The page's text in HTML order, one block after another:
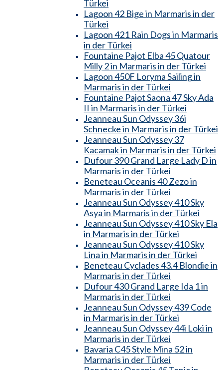
Türkei
Lagoon 42 Bige in Marmaris in der
Türkei
Lagoon 421 Rain Dogs in Marmaris
in der Türkei
Fountaine Pajot Elba 45 Quatour
Milly 2 in Marmaris in der Türkei
Lagoon 450F Loryma Sailing in
Marmaris in der Türkei
Fountaine Pajot Saona 47 Sky Ada
II in Marmaris in der Türkei
Jeanneau Sun Odyssey 36i
Schnecke in Marmaris in der Türkei
Jeanneau Sun Odyssey 37
Kacamak in Marmaris in der Türkei
Dufour 390 Grand Large Lady D in
Marmaris in der Türkei
Beneteau Oceanis 40 Zezo in
Marmaris in der Türkei
Jeanneau Sun Odyssey 410 Sky
Asya in Marmaris in der Türkei
Jeanneau Sun Odyssey 410 Sky Ela
in Marmaris in der Türkei
Jeanneau Sun Odyssey 410 Sky
Lina in Marmaris in der Türkei
Beneteau Cyclades 43.4 Blondie in
Marmaris in der Türkei
Dufour 430 Grand Large Ida 1 in
Marmaris in der Türkei
Jeanneau Sun Odyssey 439 Code
in Marmaris in der Türkei
Jeanneau Sun Odyssey 44i Loki in
Marmaris in der Türkei
Bavaria C45 Style Mina 52 in
Marmaris in der Türkei